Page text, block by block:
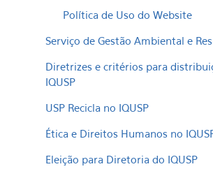
Política de Uso do Website
Serviço de Gestão Ambiental e
Diretrizes e critérios para
IQUSP
USP Recicla no IQUSP
Ética e Direitos Humanos no
Eleição para Diretoria do IQUSP